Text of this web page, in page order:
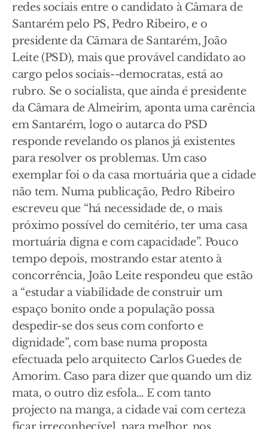
redes sociais entre o candidato à Câmara de
Santarém pelo PS, Pedro Ribeiro, e o
presidente da Câmara de Santarém, João
Leite (PSD), mais que provável candidato ao
cargo pelos sociais--democratas, está ao
rubro. Se o socialista, que ainda é presidente
da Câmara de Almeirim, aponta uma carência
em Santarém, logo o autarca do PSD
responde revelando os planos já existentes
para resolver os problemas. Um caso
exemplar foi o da casa mortuária que a cidade
não tem. Numa publicação, Pedro Ribeiro
escreveu que “há necessidade de, o mais
próximo possível do cemitério, ter uma casa
mortuária digna e com capacidade”. Pouco
tempo depois, mostrando estar atento à
concorrência, João Leite respondeu que estão
a “estudar a viabilidade de construir um
espaço bonito onde a população possa
despedir-se dos seus com conforto e
dignidade”, com base numa proposta
efectuada pelo arquitecto Carlos Guedes de
Amorim. Caso para dizer que quando um diz
mata, o outro diz esfola… E com tanto
projecto na manga, a cidade vai com certeza